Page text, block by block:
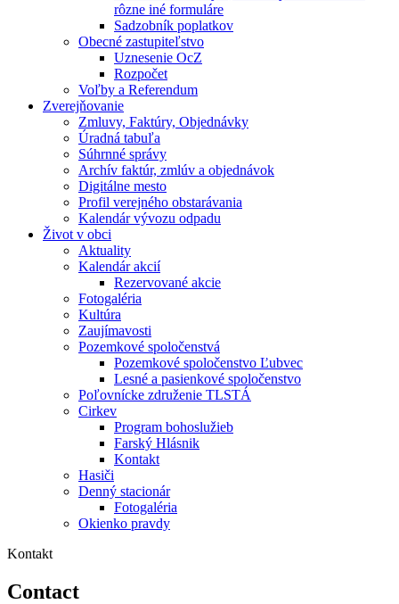
rôzne iné formuláre
Sadzobník poplatkov
Obecné zastupiteľstvo
Uznesenie OcZ
Rozpočet
Voľby a Referendum
Zverejňovanie
Zmluvy, Faktúry, Objednávky
Úradná tabuľa
Súhrnné správy
Archív faktúr, zmlúv a objednávok
Digitálne mesto
Profil verejného obstarávania
Kalendár vývozu odpadu
Život v obci
Aktuality
Kalendár akcií
Rezervované akcie
Fotogaléria
Kultúra
Zaujímavosti
Pozemkové spoločenstvá
Pozemkové spoločenstvo Ľubvec
Lesné a pasienkové spoločenstvo
Poľovnícke združenie TLSTÁ
Cirkev
Program bohoslužieb
Farský Hlásnik
Kontakt
Hasiči
Denný stacionár
Fotogaléria
Okienko pravdy
Kontakt
Contact